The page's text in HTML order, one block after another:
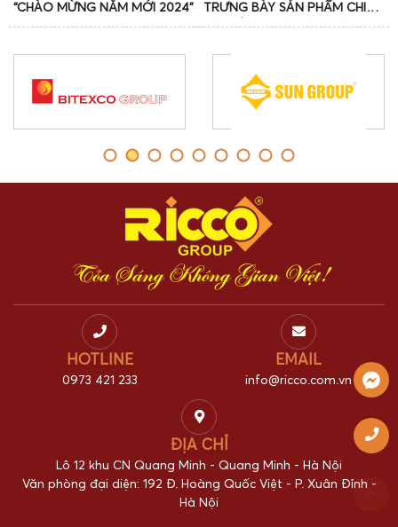
“CHÀO MỪNG NĂM MỚI 2024”
TRƯNG BÀY SẢN PHẨM CHI
HỘI CỬA TP.HÀ NỘI” THÀNH
Tỏa Sáng Không Gian Việt!
HOTLINE
0973 421 233
EMAIL
info@ricco.com.vn
ĐỊA CHỈ
Lô 12 khu CN Quang Minh - Quang Minh - Hà Nội
Văn phòng đại diện: 192 Đ. Hoàng Quốc Việt - P. Xuân Đỉnh -
Hà Nội